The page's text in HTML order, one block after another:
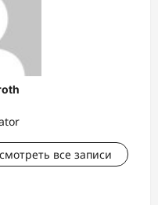
все записи